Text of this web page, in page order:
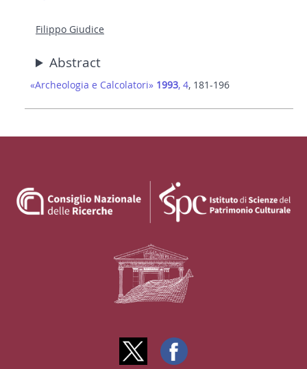
Filippo Giudice
Abstract
«Archeologia e Calcolatori» 1993, 4, 181-196